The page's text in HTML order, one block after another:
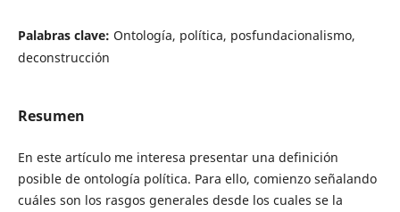
Palabras clave: Ontología, política, posfundacionalismo,
deconstrucción
Resumen
En este artículo me interesa presentar una definición
posible de ontología política. Para ello, comienzo señalando
cuáles son los rasgos generales desde los cuales se la